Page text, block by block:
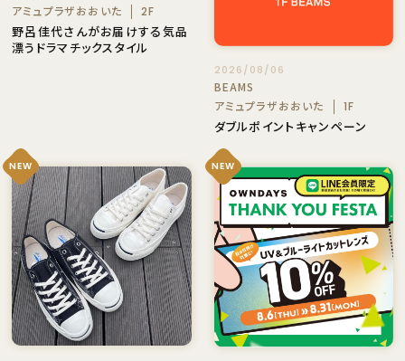
アミュプラザおおいた
2F
野呂佳代さんがお届けする気品
漂うドラマチックスタイル
2026/08/06
BEAMS
アミュプラザおおいた
1F
ダブルポイントキャンペーン
NEW NEW